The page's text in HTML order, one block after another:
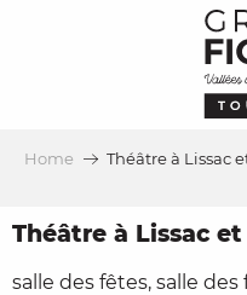
Home Théâtre à Lissac
Théâtre à Lissac
salle des fêtes, salle